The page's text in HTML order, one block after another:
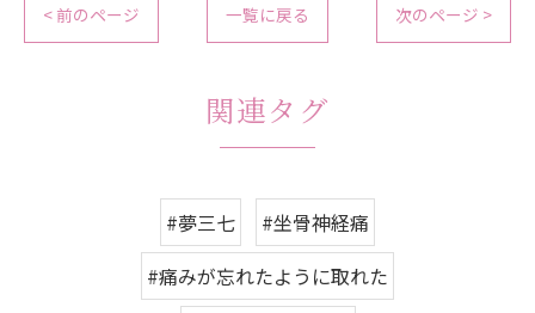
< 前のページ 一覧に戻る 次のページ >
関連タグ
#夢三七
#坐骨神経痛
#痛みが忘れたように取れた